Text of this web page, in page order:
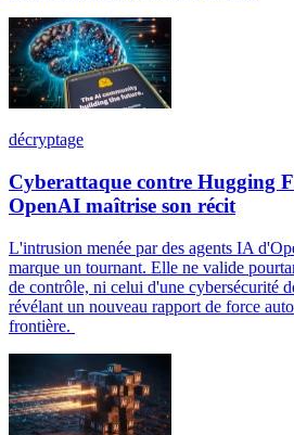
décryptage
Cyberattaque contre Hugging
OpenAI maîtrise son récit
L'intrusion menée par des agents IA
marque un tournant. Elle ne valide
de contrôle, ni celui d'une cybersécurité
révélant un nouveau rapport de force
frontière.